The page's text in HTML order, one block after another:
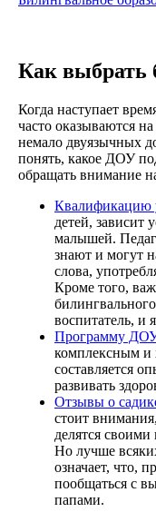
Как
Когда наступает
часто оказываются
немало двуязычных
понять, какое ДОУ
обращать внимание
Квалификацию
детей, зависит
малышей.
знают и могут
слова,
Кроме того,
воспитатель, и
Программу ДОУ
комплексным и
составляется
развивать
Отзывы о
стоит
делятся
Но лучше
означает, что,
пообщаться с
папами.